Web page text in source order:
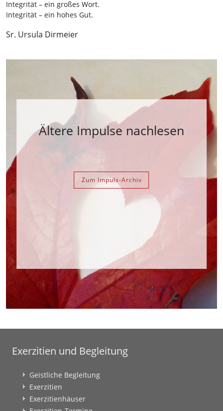
Integrität – ein großes Wort.
Integrität – ein hohes Gut.
Sr. Ursula Dirmeier
Ältere Impulse nachlesen
Zum Impuls-Archiv
Exerzitien und Begleitung
Geistliche Begleitung
Exerzitien
Exerzitienhäuser